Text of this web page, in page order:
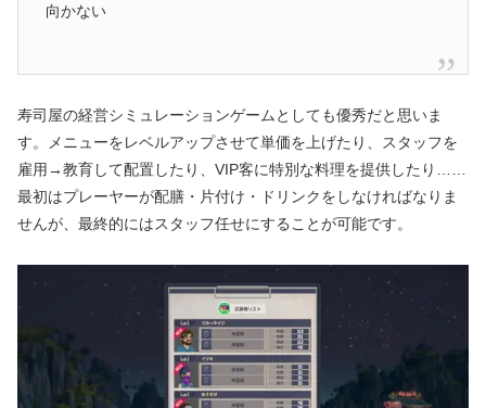
向かない
寿司屋の経営シミュレーションゲームとしても優秀だと思いま
す。メニューをレベルアップさせて単価を上げたり、スタッフを
雇用→教育して配置したり、VIP客に特別な料理を提供したり……
最初はプレーヤーが配膳・片付け・ドリンクをしなければなりま
せんが、最終的にはスタッフ任せにすることが可能です。